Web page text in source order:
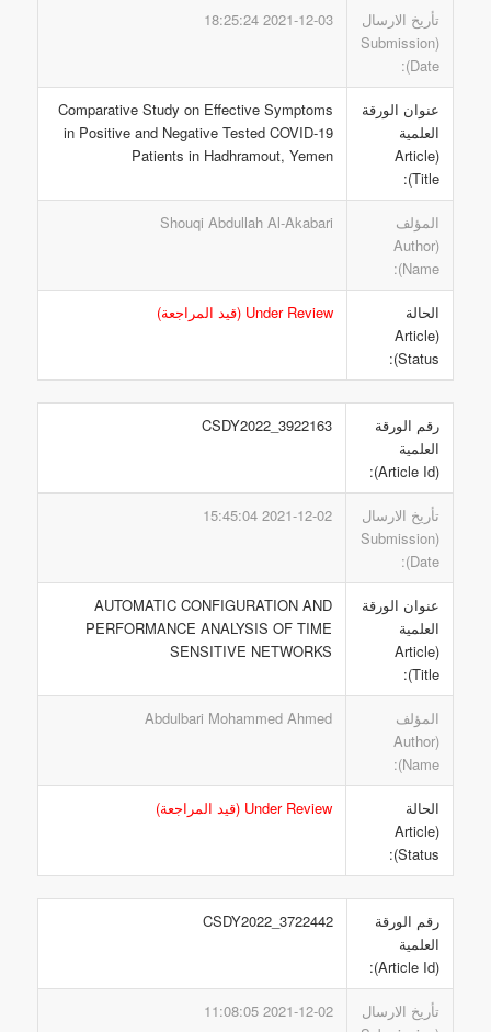
تأريخ الارسال
(Submission
Date):
2021-12-03 18:25:24
عنوان الورقة
العلمية
(Article
Title):
Comparative Study on Effective Symptoms
in Positive and Negative Tested COVID-19
Patients in Hadhramout, Yemen
المؤلف
(Author
Name):
Shouqi Abdullah Al-Akabari
الحالة
(Article
Status):
Under Review (قيد المراجعة)
رقم الورقة
العلمية
(Article Id):
CSDY2022_3922163
تأريخ الارسال
(Submission
Date):
2021-12-02 15:45:04
عنوان الورقة
العلمية
(Article
Title):
AUTOMATIC CONFIGURATION AND
PERFORMANCE ANALYSIS OF TIME
SENSITIVE NETWORKS
المؤلف
(Author
Name):
Abdulbari Mohammed Ahmed
الحالة
(Article
Status):
Under Review (قيد المراجعة)
رقم الورقة
العلمية
(Article Id):
CSDY2022_3722442
تأريخ الارسال
2021-12-02 11:08:05